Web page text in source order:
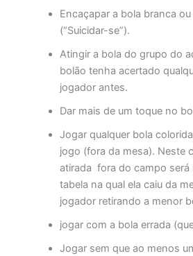
Encaçapar a bola branca
(“Suicidar-se”).
Atingir a bola do grupo do
bolão tenha acertado
jogador antes.
Dar mais de um toque no
Jogar qualquer bola
jogo (fora da mesa). Neste
atirada fora do campo será
tabela na qual ela caiu da
jogador retirando a menor
jogar com a bola errada
Jogar sem que ao menos